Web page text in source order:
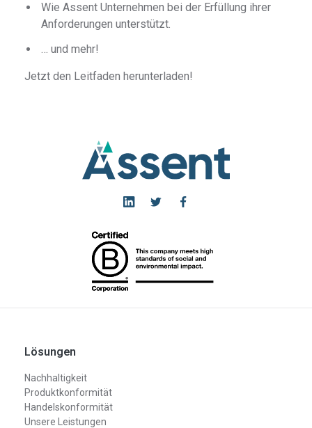
Wie Assent Unternehmen bei der Erfüllung ihrer
Anforderungen unterstützt.
… und mehr!
Jetzt den Leitfaden herunterladen!
Lösungen
Nachhaltigkeit
Produktkonformität
Handelskonformität
Unsere Leistungen